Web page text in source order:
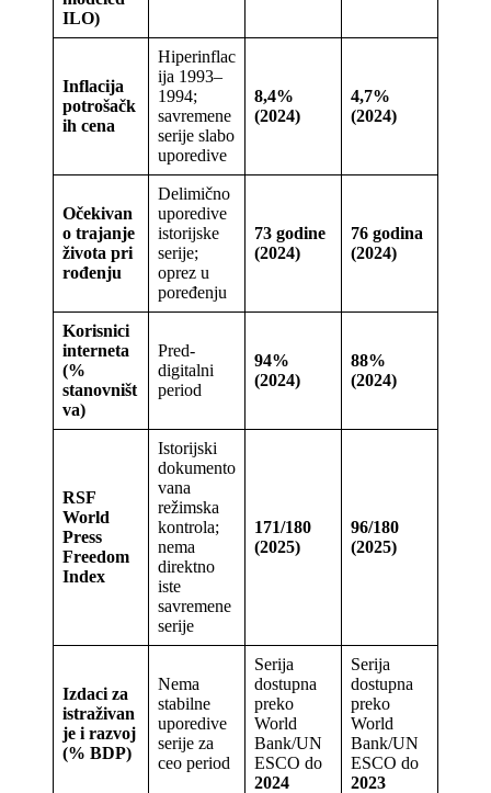
ILO)
Inflacija
potrošačk
ih cena
Hiperinflac
ija 1993–
1994;
savremene
serije slabo
uporedive
8,4%
(2024)
4,7%
(2024)
Očekivan
o trajanje
života pri
rođenju
Delimično
uporedive
istorijske
serije;
oprez u
poređenju
73 godine
(2024)
76 godina
(2024)
Korisnici
interneta
(%
stanovništ
va)
Pred-
digitalni
period
94%
(2024)
88%
(2024)
RSF
World
Press
Freedom
Index
Istorijski
dokumento
vana
režimska
kontrola;
nema
direktno
iste
savremene
serije
171/180
(2025)
96/180
(2025)
Izdaci za
istraživan
je i razvoj
(% BDP)
Nema
stabilne
uporedive
serije za
ceo period
Serija
dostupna
preko
World
Bank/UN
ESCO do
2024
Serija
dostupna
preko
World
Bank/UN
ESCO do
2023